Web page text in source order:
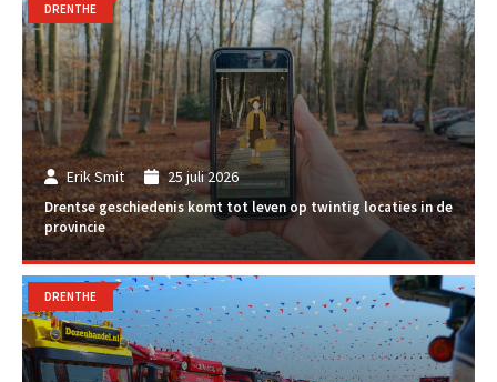
Erik Smit 25 juli 2026
Drentse geschiedenis komt tot leven op twintig locaties in de
provincie
DRENTHE
DRENTHE